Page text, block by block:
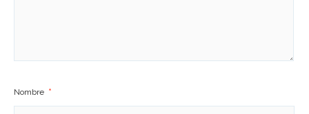
Nombre *